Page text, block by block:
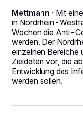
Mettmann · Mit
in Nordrhein-
Wochen die Anti-
werden. Der
einzelnen Bereiche
Zieldaten vor, die
Entwicklung des
werden sollen.